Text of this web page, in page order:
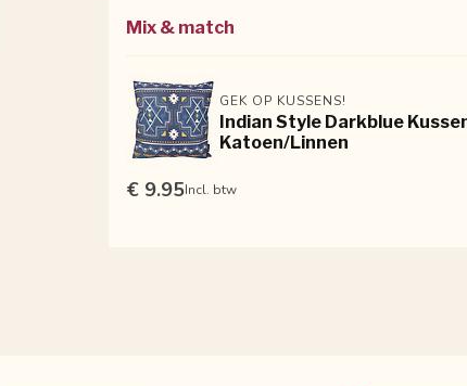
Mix & match
GEK OP KUSSENS!
Indian Style Darkblue
Katoen/Linnen
€ 9.95Incl. btw